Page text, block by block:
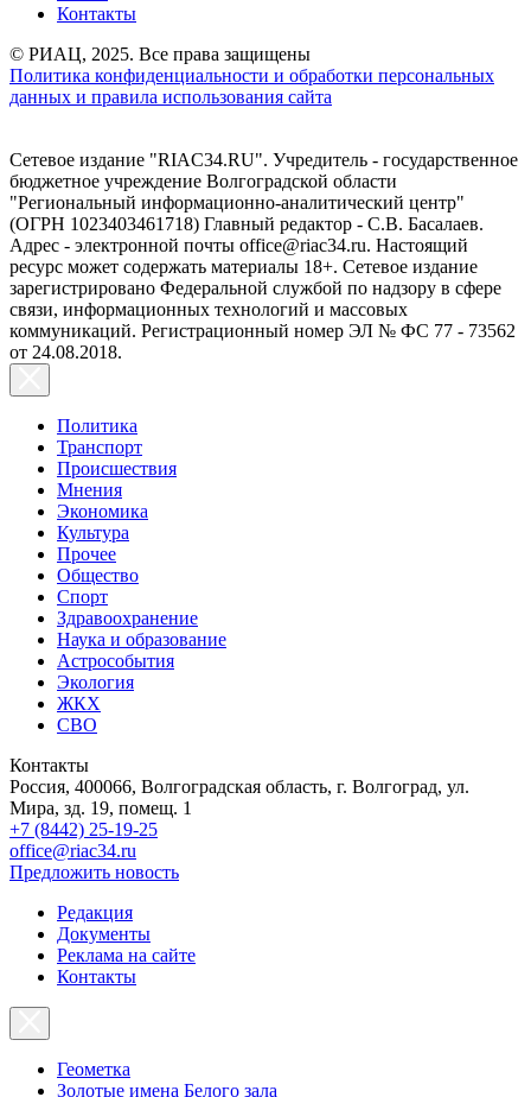
Контакты
© РИАЦ, 2025. Все права защищены
Политика конфиденциальности и обработки персональных
данных и правила использования сайта
Сетевое издание "RIAC34.RU". Учредитель - государственное
бюджетное учреждение Волгоградской области
"Региональный информационно-аналитический центр"
(ОГРН 1023403461718) Главный редактор - С.В. Басалаев.
Адрес - электронной почты office@riac34.ru. Настоящий
ресурс может содержать материалы 18+. Сетевое издание
зарегистрировано Федеральной службой по надзору в сфере
связи, информационных технологий и массовых
коммуникаций. Регистрационный номер ЭЛ № ФС 77 - 73562
от 24.08.2018.
Политика
Транспорт
Происшествия
Мнения
Экономика
Культура
Прочее
Общество
Спорт
Здравоохранение
Наука и образование
Астрособытия
Экология
ЖКХ
СВО
Контакты
Россия, 400066, Волгоградская область, г. Волгоград, ул.
Мира, зд. 19, помещ. 1
+7 (8442) 25-19-25
office@riac34.ru
Предложить новость
Редакция
Документы
Реклама на сайте
Контакты
Геометка
Золотые имена Белого зала